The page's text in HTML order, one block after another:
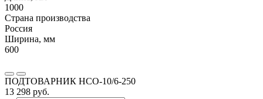
1000
Страна производства
Россия
Ширина, мм
600
ПОДТОВАРНИК НСО-10/6-250
13 298 руб.